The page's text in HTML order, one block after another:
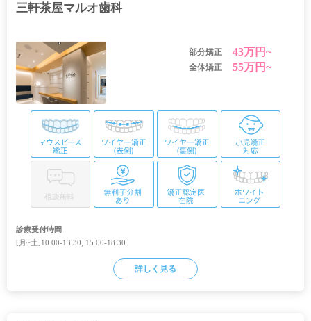
三軒茶屋マルオ歯科
部分矯正 43万円~
全体矯正 55万円~
診療受付時間
[月~土]10:00-13:30, 15:00-18:30
詳しく見る